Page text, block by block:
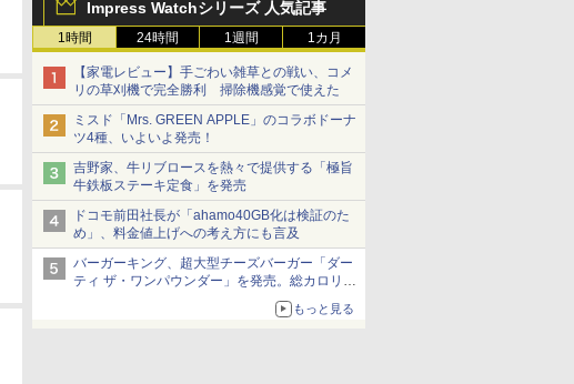
Impress Watchシリーズ 人気記事
1時間 24時間 1週間 1カ月
【家電レビュー】手ごわい雑草との戦い、コメ
リの草刈機で完全勝利 掃除機感覚で使えた
ミスド「Mrs. GREEN APPLE」のコラボドーナ
ツ4種、いよいよ発売！
吉野家、牛リブロースを熱々で提供する「極旨
牛鉄板ステーキ定食」を発売
ドコモ前田社長が「ahamo40GB化は検証のた
め」、料金値上げへの考え方にも言及
バーガーキング、超大型チーズバーガー「ダー
ティ ザ・ワンパウンダー」を発売。総カロリー
もっと見る